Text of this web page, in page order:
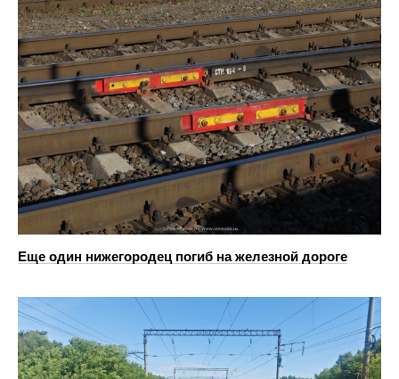
Еще один нижегородец погиб на железной дороге